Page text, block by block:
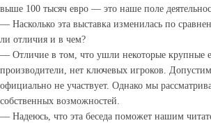
выше 100 тысяч евро — это наше поле
— Насколько эта выставка изменилась по
ли отличия и в чем?
— Отличие в том, что ушли некоторые крупные
производители, нет ключевых игроков.
официально не участвует. Однако мы
собственных возможностей.
— Надеюсь, что эта беседа поможет нашим